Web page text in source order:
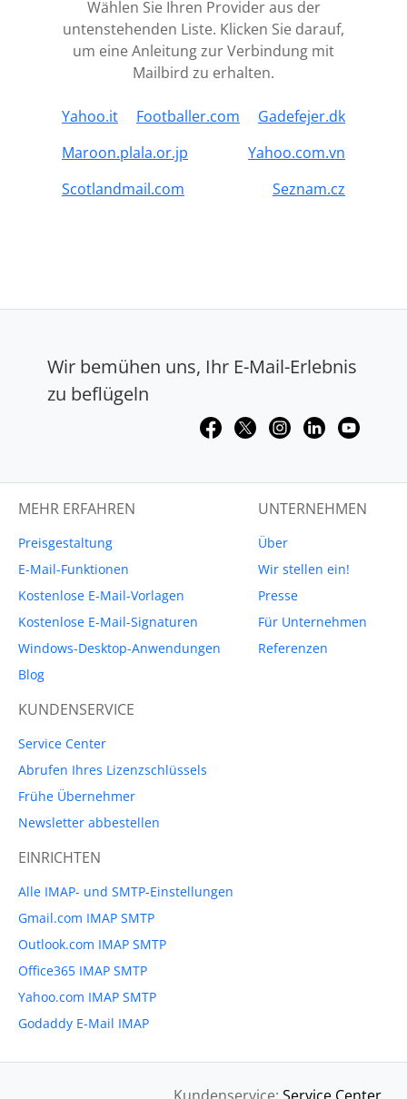
Wählen Sie Ihren Provider aus der
untenstehenden Liste. Klicken Sie darauf,
um eine Anleitung zur Verbindung mit
Mailbird zu erhalten.
Yahoo.it Footballer.com
Gadefejer.dk
Maroon.plala.or.jp
Yahoo.com.vn
Scotlandmail.com
Seznam.cz
Wir bemühen uns, Ihr E-Mail-Erlebnis
zu beflügeln
MEHR ERFAHREN
Preisgestaltung
E-Mail-Funktionen
Kostenlose E-Mail-Vorlagen
Kostenlose E-Mail-Signaturen
Windows-Desktop-Anwendungen
Blog
UNTERNEHMEN
Über
Wir stellen ein!
Presse
Für Unternehmen
Referenzen
KUNDENSERVICE
Service Center
Abrufen Ihres Lizenzschlüssels
Frühe Übernehmer
Newsletter abbestellen
EINRICHTEN
Alle IMAP- und SMTP-Einstellungen
Gmail.com IMAP SMTP
Outlook.com IMAP SMTP
Office365 IMAP SMTP
Yahoo.com IMAP SMTP
Godaddy E-Mail IMAP
Kundenservice: Service Center